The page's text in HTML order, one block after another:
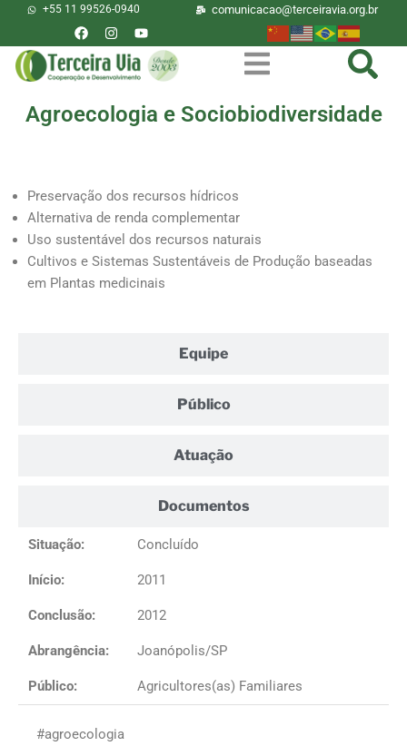
+55 11 99526-0940 comunicacao@terceiravia.org.br
Agroecologia e Sociobiodiversidade
Equipe
Público
Atuação
Documentos
Preservação dos recursos hídricos
Alternativa de renda complementar
Uso sustentável dos recursos naturais
Cultivos e Sistemas Sustentáveis de Produção baseadas
em Plantas medicinais
Situação: Concluído
Início: 2011
Conclusão: 2012
Abrangência: Joanópolis/SP
Público: Agricultores(as) Familiares
#agroecologia